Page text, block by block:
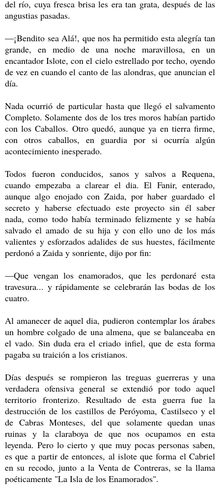
del río, cuya fresca brisa les era tan grata, después de las
angustias pasadas.
—¡Bendito sea Alá!, que nos ha permitido esta alegría tan
grande, en medio de una noche maravillosa, en un
encantador Islote, con el cielo estrellado por techo, oyendo
de vez en cuando el canto de las alondras, que anuncian el
día.
Nada ocurrió de particular hasta que llegó el salvamento
Completo. Solamente dos de los tres moros habían partido
con los Caballos. Otro quedó, aunque ya en tierra firme,
con otros caballos, en guardia por si ocurría algún
acontecimiento inesperado.
Todos fueron conducidos, sanos y salvos a Requena,
cuando empezaba a clarear el dia. El Fanir, enterado,
aunque algo enojado con Zaida, por haber guardado el
secreto y haberse efectuado este proyecto sin él saber
nada, como todo había terminado felizmente y se había
salvado el amado de su hija y con ello uno de los más
valientes y esforzados adalides de sus huestes, fácilmente
perdonó a Zaida y sonriente, dijo por fin:
—Que vengan los enamorados, que les perdonaré esta
travesura... y rápidamente se celebrarán las bodas de los
cuatro.
Al amanecer de aquel dia, pudieron contemplar los árabes
un hombre colgado de una almena, que se balanceaba en
el vado. Sin duda era el criado infiel, que de esta forma
pagaba su traición a los cristianos.
Días después se rompieron las treguas guerreras y una
verdadera ofensiva general se extendió por todo aquel
territorio fronterizo. Resultado de esta guerra fue la
destrucción de los castillos de Peróyoma, Castilseco y el
de Cabras Monteses, del que solamente quedan unas
ruinas y la claraboya de que nos ocupamos en esta
leyenda. Pero lo cierto y que muy pocas personas saben,
es que a partir de entonces, al islote que forma el Cabriel
en su recodo, junto a la Venta de Contreras, se la llama
poéticamente "La Isla de los Enamorados".